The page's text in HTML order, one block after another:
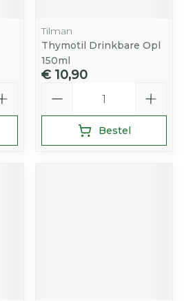
Tilman
Thymotil Drinkbare Opl
150ml
€ 10,90
Bestel